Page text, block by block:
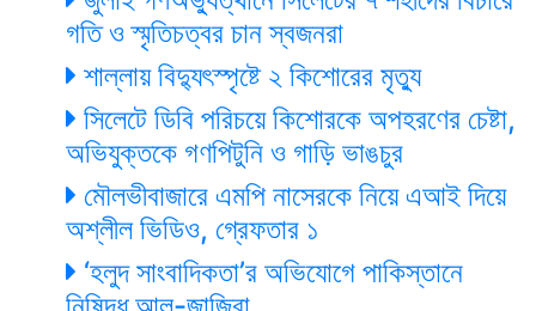
গতি ও স্মৃতিচত্বর চান স্বজনরা
শাল্লায় বিদ্যুৎস্পৃষ্টে ২ কিশোরের মৃত্যু
সিলেটে ডিবি পরিচয়ে কিশোরকে অপহরণের চেষ্টা,
অভিযুক্তকে গণপিটুনি ও গাড়ি ভাঙচুর
মৌলভীবাজারে এমপি নাসেরকে নিয়ে এআই দিয়ে
অশ্লীল ভিডিও, গ্রেফতার ১
‘হলুদ সাংবাদিকতা’র অভিযোগে পাকিস্তানে